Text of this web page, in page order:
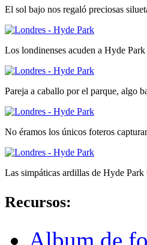
El sol bajo nos regaló preciosas
Los londinenses acuden a Hyde
Pareja a caballo por el parque, algo
No éramos los únicos foteros
Las simpáticas ardillas de Hyde Park
Recursos:
Album de